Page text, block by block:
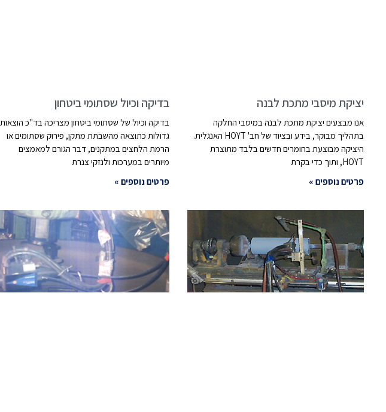
יציקת מיסבי מתכת לבנה
אנו מבצעים יציקת מתכת לבנה במיסבי החלקה
בתהליך מבוקר, בידע ובציוד של חב' HOYT האנגלית.
היציקה מבוצעת בחומרים חדשים בלבד מתוצרת
HOYT, ותוך כדי בקרת
פרטים נוספים »
בדיקה וכיול שסתומי ביטחון
בדיקה וכיול של שסתומי ביטחון מצריכה בד"כ הוצאות
גדולות כתוצאה מהשבתת מתקן, פירוק שסתומים או
הרמת הלחצים במתקנים, דבר הגורם למאמצים
מיותרים במערכות ולנזקי צנרת
פרטים נוספים »